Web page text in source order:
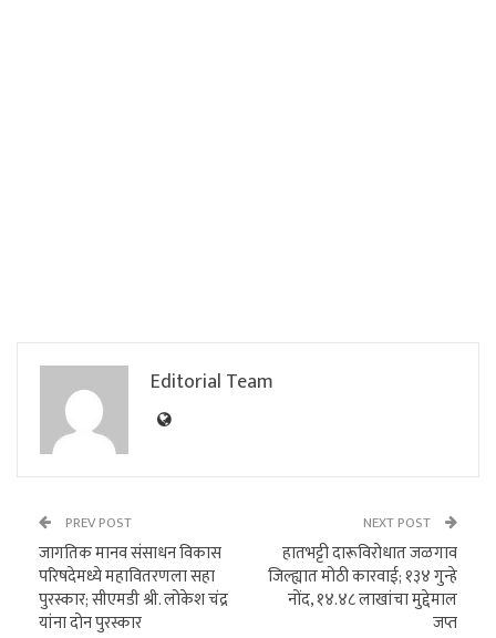
Editorial Team
PREV POST
जागतिक मानव संसाधन विकास
परिषदेमध्ये महावितरणला सहा
पुरस्कार; सीएमडी श्री. लोकेश चंद्र
यांना दोन पुरस्कार
NEXT POST
हातभट्टी दारूविरोधात जळगाव
जिल्ह्यात मोठी कारवाई; १३४ गुन्हे
नोंद, १४.४८ लाखांचा मुद्देमाल
जप्त